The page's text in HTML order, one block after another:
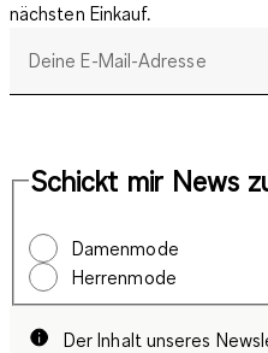
nächsten Einkauf.
Deine E-Mail-Adresse
Schickt mir News
Damenmode
Herrenmode
Der Inhalt unseres